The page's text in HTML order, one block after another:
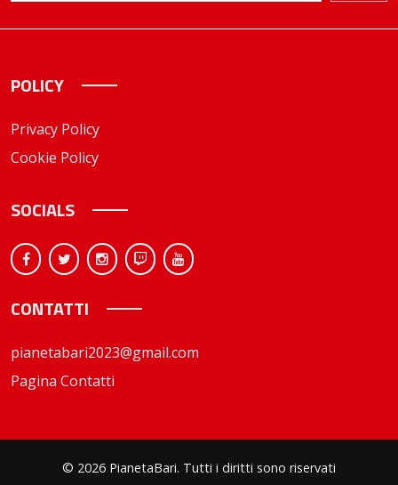
POLICY
Privacy Policy
Cookie Policy
SOCIALS
CONTATTI
pianetabari2023@gmail.com
Pagina Contatti
© 2026 PianetaBari. Tutti i diritti sono riservati